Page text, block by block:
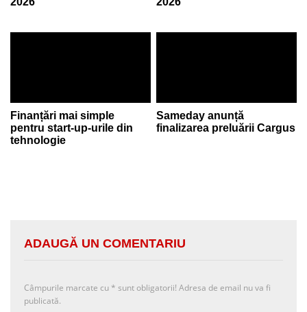
Finanțări mai simple
pentru start-up-urile din
tehnologie
Sameday anunță
finalizarea preluării Cargus
ADAUGĂ UN COMENTARIU
Câmpurile marcate cu * sunt obligatorii! Adresa de email nu va fi
publicată.